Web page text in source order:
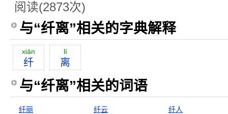
阅读(2873次)
与“纤离”相关的字典解释
xiān
纤
lí
离
与“纤离”相关的词语
纤丽 纤云
纤人